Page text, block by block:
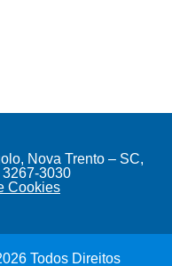
Nova Trento – SC,
3030
Cookies
Todos Direitos